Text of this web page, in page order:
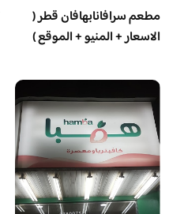
مطعم سرافانابهافان قطر (
الاسعار + المنيو + الموقع )